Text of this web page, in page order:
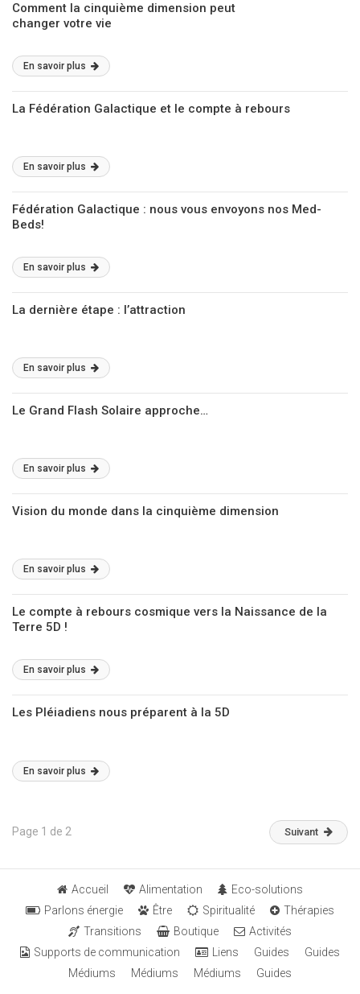
Comment la cinquième dimension peut
changer votre vie
En savoir plus
La Fédération Galactique et le compte à rebours
En savoir plus
Fédération Galactique : nous vous envoyons nos Med-
Beds!
En savoir plus
La dernière étape : l’attraction
En savoir plus
Le Grand Flash Solaire approche…
En savoir plus
Vision du monde dans la cinquième dimension
En savoir plus
Le compte à rebours cosmique vers la Naissance de la
Terre 5D !
En savoir plus
Les Pléiadiens nous préparent à la 5D
En savoir plus
Page 1 de 2 Suivant
Accueil Alimentation
Eco-solutions
Parlons énergie
Être Spiritualité
Thérapies
Transitions
Boutique
Activités
Supports de communication
Liens Guides
Guides
Médiums
Médiums Médiums Guides